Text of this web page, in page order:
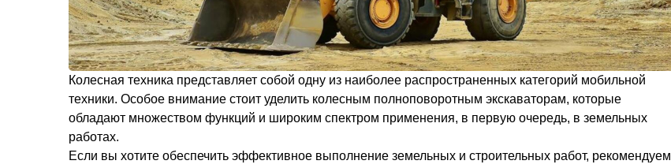
Колесная техника представляет собой одну из наиболее распространенных категорий мобильной
техники. Особое внимание стоит уделить колесным полноповоротным экскаваторам, которые
обладают множеством функций и широким спектром применения, в первую очередь, в земельных
работах.
Если вы хотите обеспечить эффективное выполнение земельных и строительных работ, рекомендуем